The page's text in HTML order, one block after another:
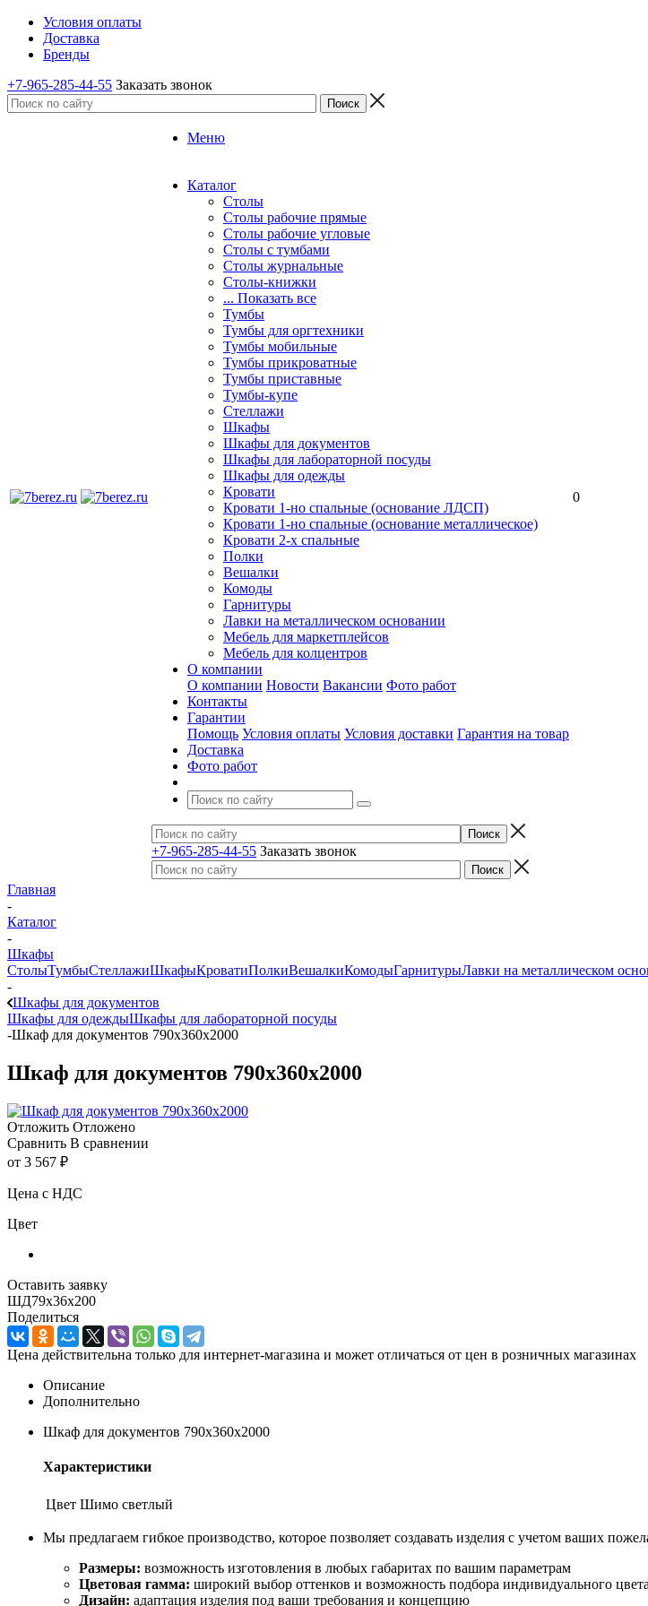
Условия оплаты
Доставка
Бренды
+7-965-285-44-55 Заказать звонок
Меню
Каталог
Столы
Столы рабочие прямые
Столы рабочие угловые
Столы с тумбами
Столы журнальные
Столы-книжки
... Показать все
Тумбы
Тумбы для оргтехники
Тумбы мобильные
Тумбы прикроватные
Тумбы приставные
Тумбы-купе
Стеллажи
Шкафы
Шкафы для документов
Шкафы для лабораторной посуды
Шкафы для одежды
Кровати
Кровати 1-но спальные (основание ЛДСП)
Кровати 1-но спальные (основание металлическое)
Кровати 2-х спальные
Полки
Вешалки
Комоды
Гарнитуры
Лавки на металлическом основании
Мебель для маркетплейсов
Мебель для колцентров
О компании
О компании Новости Вакансии Фото работ
Контакты
Гарантии
Помощь Условия оплаты Условия доставки Гарантия на товар
Доставка
Фото работ
+7-965-285-44-55 Заказать звонок
0
Главная
-
Каталог
-
Шкафы
СтолыТумбыСтеллажиШкафыКроватиПолкиВешалкиКомодыГарнитурыЛавки на металлическом
-
Шкафы для документов
Шкафы для одеждыШкафы для лабораторной посуды
-Шкаф для документов 790х360х2000
Шкаф для документов 790х360х2000
Отложить Отложено
Сравнить В сравнении
от 3 567 ₽
Цена с НДС
Цвет
Оставить заявку
ШД79х36х200
Поделиться
Цена действительна только для интернет-магазина и может отличаться от цен в розничных магазинах
Описание
Дополнительно
Шкаф для документов 790х360х2000
Характеристики
Цвет Шимо светлый
Мы предлагаем гибкое производство, которое позволяет создавать изделия с учетом ваших
Размеры: возможность изготовления в любых габаритах по вашим параметрам
Цветовая гамма: широкий выбор оттенков и возможность подбора индивидуального цвета
Дизайн: адаптация изделия под ваши требования и концепцию